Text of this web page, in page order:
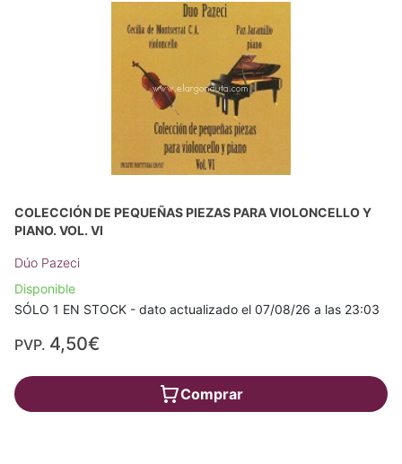
COLECCIÓN DE PEQUEÑAS PIEZAS PARA VIOLONCELLO Y
PIANO. VOL. VI
Dúo Pazeci
Disponible
SÓLO 1 EN STOCK - dato actualizado el 07/08/26 a las 23:03
PVP. 4,50€
Comprar